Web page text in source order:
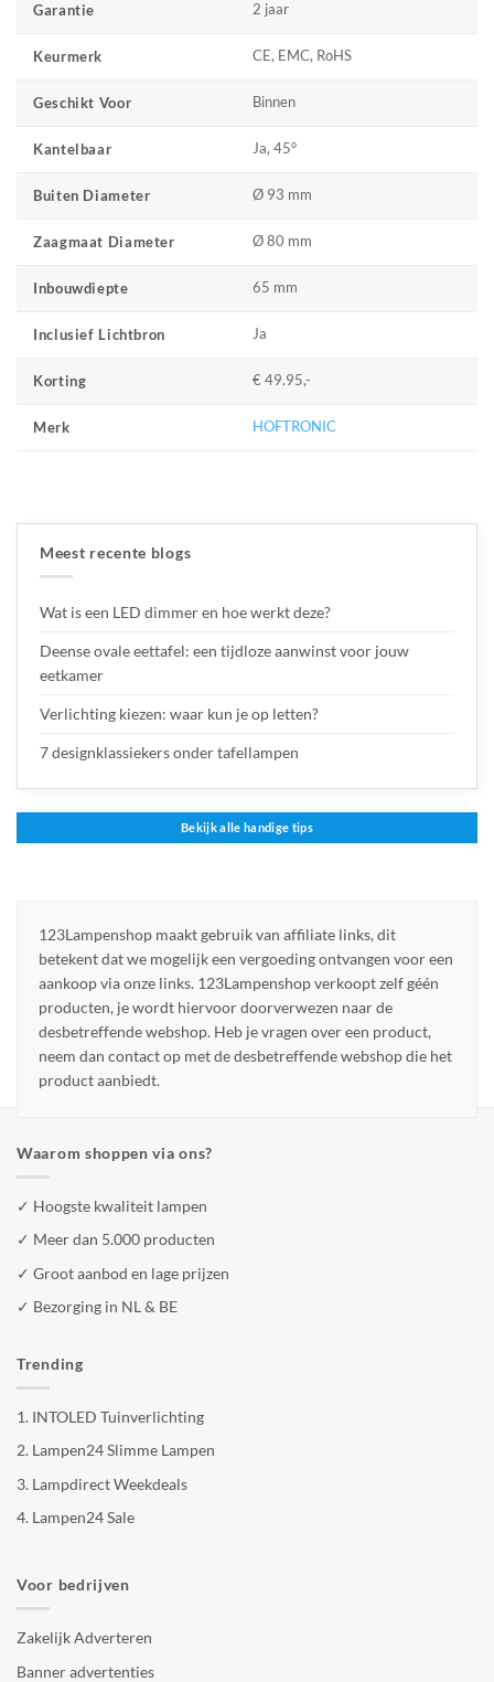
Garantie 2 jaar
Keurmerk CE, EMC, RoHS
Geschikt Voor Binnen
Kantelbaar Ja, 45°
Buiten Diameter Ø 93 mm
Zaagmaat Diameter Ø 80 mm
Inbouwdiepte 65 mm
Inclusief Lichtbron Ja
Korting € 49.95,-
Merk HOFTRONIC
Meest recente blogs
Wat is een LED dimmer en hoe werkt deze?
Deense ovale eettafel: een tijdloze aanwinst voor jouw
eetkamer
Verlichting kiezen: waar kun je op letten?
7 designklassiekers onder tafellampen
Bekijk alle handige tips
123Lampenshop maakt gebruik van affiliate links, dit
betekent dat we mogelijk een vergoeding ontvangen voor een
aankoop via onze links. 123Lampenshop verkoopt zelf géén
producten, je wordt hiervoor doorverwezen naar de
desbetreffende webshop. Heb je vragen over een product,
neem dan contact op met de desbetreffende webshop die het
product aanbiedt.
Waarom shoppen via ons?
✓ Hoogste kwaliteit lampen
✓ Meer dan 5.000 producten
✓ Groot aanbod en lage prijzen
✓ Bezorging in NL & BE
Trending
1. INTOLED Tuinverlichting
2. Lampen24 Slimme Lampen
3. Lampdirect Weekdeals
4. Lampen24 Sale
Voor bedrijven
Zakelijk Adverteren
Banner advertenties